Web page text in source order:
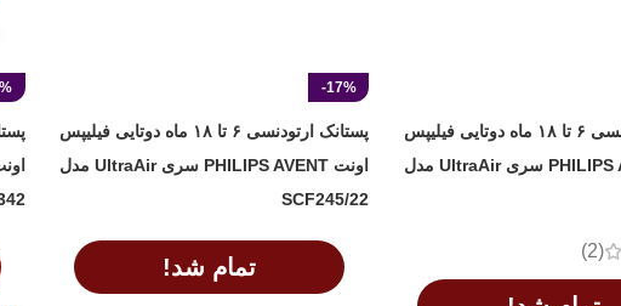
پستانک ارتودنسی ۶ تا ۱۸ ماه دوتایی فیلیپس
اونت PHILIPS AVENT سری UltraAir مدل
(2)
-17%
پستانک ارتودنسی ۶ تا ۱۸ ماه دوتایی فیلیپس
اونت PHILIPS AVENT سری UltraAir مدل
SCF245/22
تمام شد!